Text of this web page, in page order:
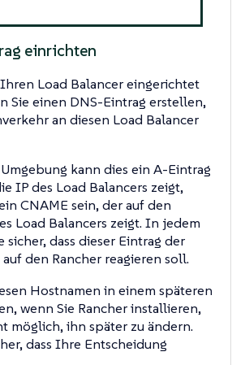
einrichten
Load Balancer eingerichtet
Sie einen DNS-Eintrag erstellen,
an diesen Load Balancer
kann dies ein A-Eintrag
IP des Load Balancers zeigt,
CNAME sein, der auf den
Load Balancers zeigt. In jedem
sicher, dass dieser Eintrag der
den Rancher reagieren soll.
Hostnamen in einem späteren
wenn Sie Rancher installieren,
möglich, ihn später zu ändern.
dass Ihre Entscheidung